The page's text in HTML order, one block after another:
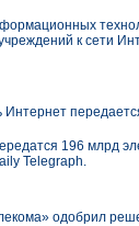
к сети
Интернет
196 млрд
Telegraph.
одобрил